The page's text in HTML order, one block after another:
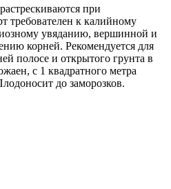
при
требователен к калийному
увяданию, вершинной и
корней. Рекомендуется для
полосе и открытого грунта в
с 1 квадратного метра
до заморозков.